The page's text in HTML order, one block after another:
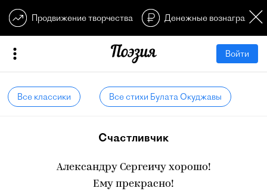
Продвижение творчества Денежные
Войти
Все классики Все стихи Булата Окуджавы
Счастливчик
Александру Сергеичу хорошо!
Ему прекрасно!